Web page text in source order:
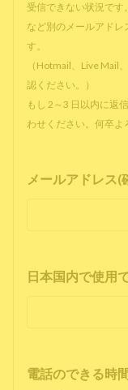
受信できない状況です
など別のメールアドレ
す。
（Hotmail、Live Mail
認ください。）
もし 2～3 日以内に返
わせください。何卒よ
メールアドレス(
日本国内で使用
電話のできる時